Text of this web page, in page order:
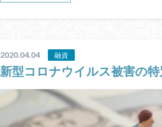
2020.04.04 融資
新型コロナウイルス被害の